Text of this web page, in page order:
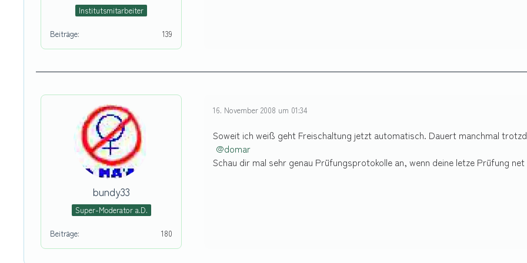
Institutsmitarbeiter
Beiträge 139
bundy33
Super-Moderator a.D.
Beiträge 180
16. November 2008 um 01:34
Soweit ich weiß geht Freischaltung jetzt automatisch. Dauert manchmal
domar
Schau dir mal sehr genau Prüfungsprotokolle an, wenn deine letze Prüfung